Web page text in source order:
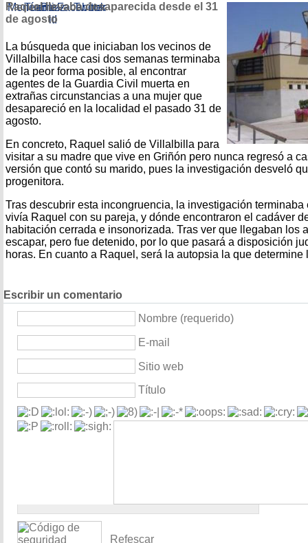
Raquel llevaba desaparecida desde el 31
de agosto
La búsqueda que iniciaban los vecinos de
Villalbilla hace casi dos semanas terminaba
de la peor forma posible, al encontrar
agentes de la Guardia Civil muerta en
extrañas circunstancias a una mujer que
desapareció en la localidad el pasado 31 de
agosto.
En concreto, Raquel salió de Villalbilla para
visitar a su madre que vive en Griñón pero nunca regresó a
versión que contó su marido, pues la investigación desveló
progenitora.
Tras descubrir esta incongruencia, la investigación
vivía Raquel con su pareja, y dónde encontraron el cadáver
habitación cerrada e insonorizada. Tras ver que llegaban los
escapar, pero fue detenido, por lo que pasará a disposición
horas. En cuanto a Raquel, será la autopsia la que determine
Escribir un comentario
Nombre (requerido)
E-mail
Sitio web
Título
Refescar